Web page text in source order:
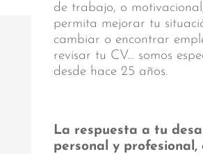
de trabajo, o
permita mejorar tu
cambiar o encontrar
revisar tu CV… somos
desde hace 25 años.
La respuesta a tu
personal y profesional,